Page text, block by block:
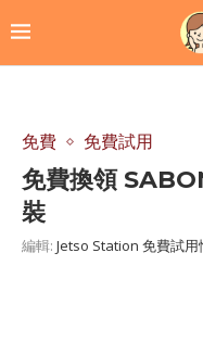
免費 免費試用
免費換領
裝
編輯: Jetso Station 免費試用